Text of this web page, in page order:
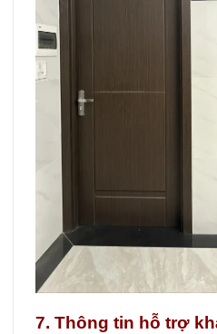
7. Thông tin hỗ trợ